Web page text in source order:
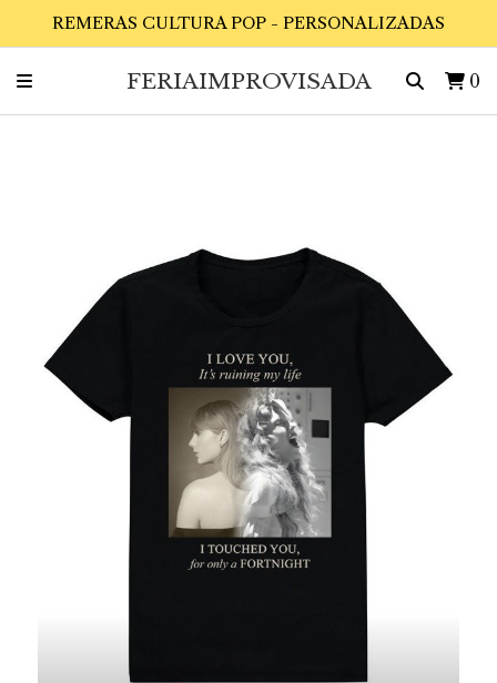
REMERAS CULTURA POP - PERSONALIZADAS
FERIAIMPROVISADA 0